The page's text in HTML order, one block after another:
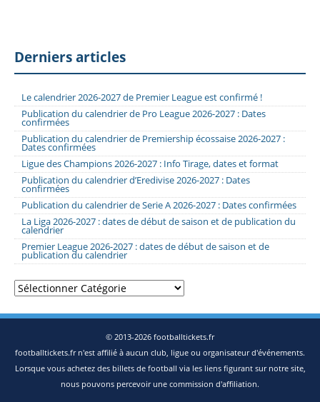
Derniers articles
Le calendrier 2026-2027 de Premier League est confirmé !
Publication du calendrier de Pro League 2026-2027 : Dates
confirmées
Publication du calendrier de Premiership écossaise 2026-2027 :
Dates confirmées
Ligue des Champions 2026-2027 : Info Tirage, dates et format
Publication du calendrier d’Eredivise 2026-2027 : Dates
confirmées
Publication du calendrier de Serie A 2026-2027 : Dates confirmées
La Liga 2026-2027 : dates de début de saison et de publication du
calendrier
Premier League 2026-2027 : dates de début de saison et de
publication du calendrier
Catégories
© 2013-2026 footballtickets.fr
footballtickets.fr n'est affilié à aucun club, ligue ou organisateur d'événements.
Lorsque vous achetez des billets de football via les liens figurant sur notre site,
nous pouvons percevoir une commission d'affiliation.